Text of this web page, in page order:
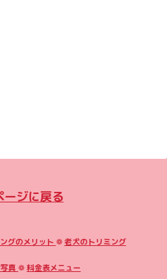
ージに戻る
グのメリット ❁老犬のトリミング
真 ❁料金表メニュー